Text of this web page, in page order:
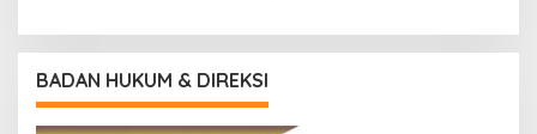
BADAN HUKUM & DIREKSI